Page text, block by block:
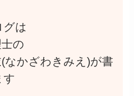
グは
の
なかざわきみえ)が書
す